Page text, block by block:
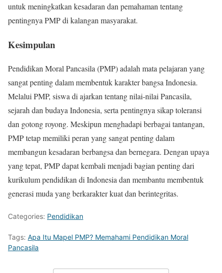
untuk meningkatkan kesadaran dan pemahaman tentang
pentingnya PMP di kalangan masyarakat.
Kesimpulan
Pendidikan Moral Pancasila (PMP) adalah mata pelajaran yang
sangat penting dalam membentuk karakter bangsa Indonesia.
Melalui PMP, siswa di ajarkan tentang nilai-nilai Pancasila,
sejarah dan budaya Indonesia, serta pentingnya sikap toleransi
dan gotong royong. Meskipun menghadapi berbagai tantangan,
PMP tetap memiliki peran yang sangat penting dalam
membangun kesadaran berbangsa dan bernegara. Dengan upaya
yang tepat, PMP dapat kembali menjadi bagian penting dari
kurikulum pendidikan di Indonesia dan membantu membentuk
generasi muda yang berkarakter kuat dan berintegritas.
Categories: Pendidikan
Tags: Apa Itu Mapel PMP? Memahami Pendidikan Moral
Pancasila